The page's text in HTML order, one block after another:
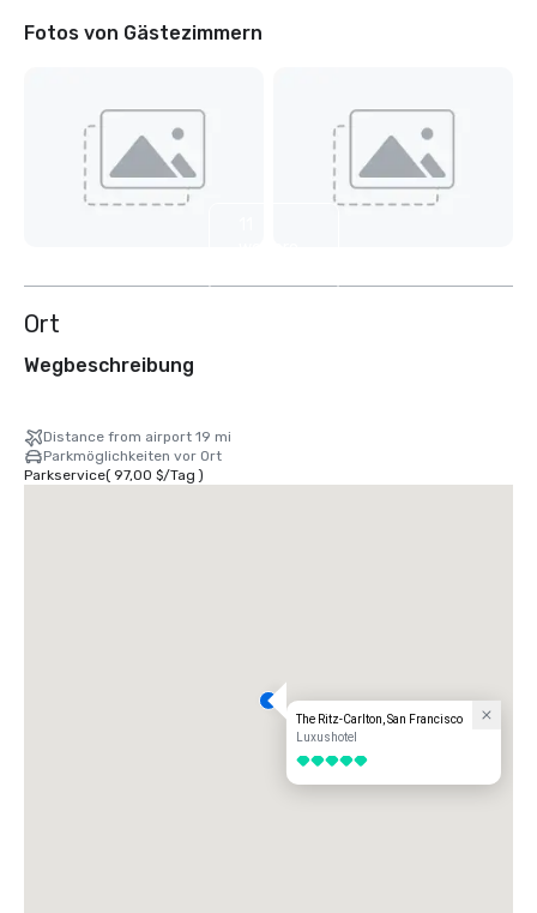
Fotos von Gästezimmern
Ort
Wegbeschreibung
Distance from airport 19 mi
Parkmöglichkeiten vor Ort
Parkservice( 97,00 $/Tag )
The Ritz-Carlton, San Francisco
Luxushotel
5 von 5